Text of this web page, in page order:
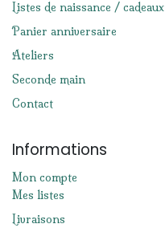
Listes de naissance / cadeaux
Panier anniversaire
Ateliers
Seconde main
Contact
Informations
Mon compte
Mes listes
Livraisons